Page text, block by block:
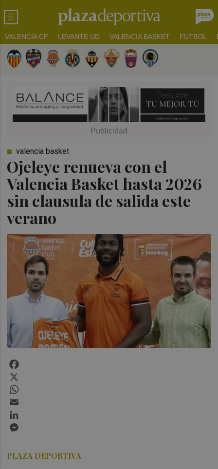
VALENCIA CF LEVANTE UD VALENCIA BASKET FUTBOL
Ojeleye renueva con el
Valencia Basket hasta 2026
sin clausula de salida este
verano
valencia basket
PLAZA DEPORTIVA